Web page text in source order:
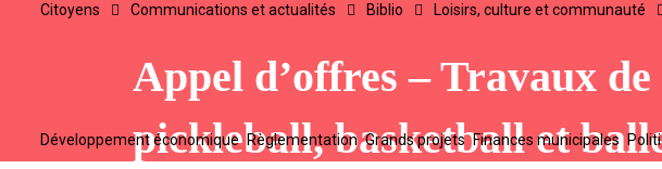
Citoyens Communications et actualités Biblio Loisirs, culture et communauté
Développement économique Règlementation Grands projets Finances municipales
Appel d’offres – Travaux
pickleball, basketball et